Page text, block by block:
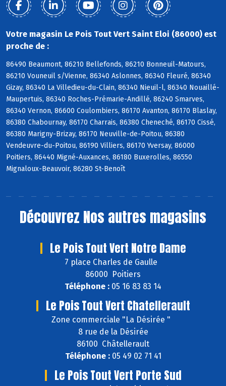
Votre magasin Le Pois Tout Vert Saint Eloi (86000) est
proche de :
86490 Beaumont, 86210 Bellefonds, 86210 Bonneuil-Matours,
86210 Vouneuil s/Vienne, 86340 Aslonnes, 86340 Fleuré, 86340
Gizay, 86340 La Villedieu-du-Clain, 86340 Nieuil-l, 86340 Nouaillé-
Maupertuis, 86340 Roches-Prémarie-Andillé, 86240 Smarves,
86340 Vernon, 86600 Coulombiers, 86170 Avanton, 86170 Blaslay,
86380 Chabournay, 86170 Charrais, 86380 Cheneché, 86170 Cissé,
86380 Marigny-Brizay, 86170 Neuville-de-Poitou, 86380
Vendeuvre-du-Poitou, 86190 Villiers, 86170 Yversay, 86000
Poitiers, 86440 Migné-Auxances, 86180 Buxerolles, 86550
Mignaloux-Beauvoir, 86280 St-Benoît
Découvrez Nos autres magasins
Le Pois Tout Vert Notre Dame
7 place Charles de Gaulle
86000 Poitiers
Téléphone : 05 16 83 83 14
Le Pois Tout Vert Chatellerault
Zone commerciale "La Désirée "
8 rue de la Désirée
86100 Châtellerault
Téléphone :05 49 02 71 41
Le Pois Tout Vert Porte Sud